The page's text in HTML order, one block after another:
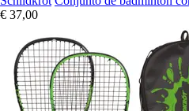
€ 37,00